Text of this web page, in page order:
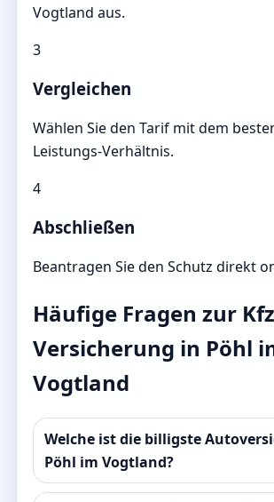
Vogtland aus.
3
Vergleichen
Wählen Sie den Tarif mit dem
Leistungs-Verhältnis.
4
Abschließen
Beantragen Sie den Schutz direkt
Häufige Fragen zur
Versicherung in Pöhl
Vogtland
Welche ist die billigste
Pöhl im Vogtland?